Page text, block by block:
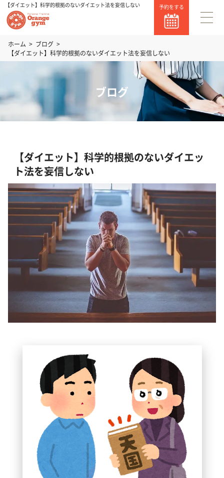
【ダイエット】科学的根拠のないダイエット法を妄信しない 予約をする
ホーム
ブログ
【ダイエット】科学的根拠のないダイエット法を妄信しない
ブログ
【ダイエット】科学的根拠のないダイエッ
ト法を妄信しない